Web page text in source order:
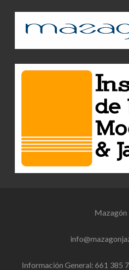
Mazagón
Información General: 661 385